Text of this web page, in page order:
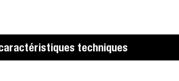
techniques